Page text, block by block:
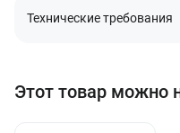
Технические требования
Этот товар можно